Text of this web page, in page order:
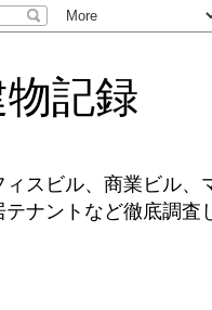
記録
ィスビル、商業ビル、
テナントなど徹底調査